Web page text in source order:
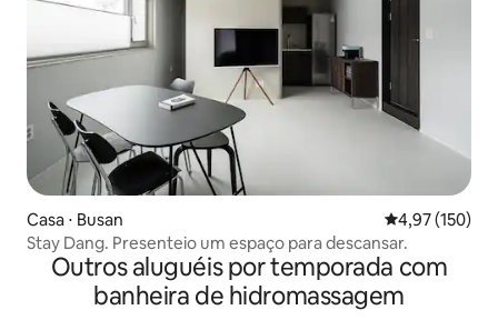
Casa ⋅ Busan 4,97 de uma
4,97 (150)
Stay Dang. Presenteio um espaço para descansar.
Outros aluguéis por temporada com
banheira de hidromassagem